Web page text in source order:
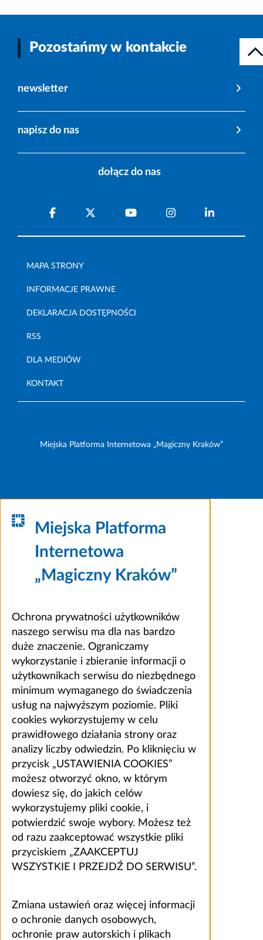
Pozostańmy w kontakcie
newsletter
napisz do nas
dołącz do nas
MAPA STRONY
INFORMACJE PRAWNE
DEKLARACJA DOSTĘPNOŚCI
RSS
DLA MEDIÓW
KONTAKT
Miejska Platforma Internetowa „Magiczny Kraków”
Miejska Platforma
Internetowa
„Magiczny Kraków”
Ochrona prywatności użytkowników
naszego serwisu ma dla nas bardzo
duże znaczenie. Ograniczamy
wykorzystanie i zbieranie informacji o
użytkownikach serwisu do niezbędnego
minimum wymaganego do świadczenia
usług na najwyższym poziomie. Pliki
cookies wykorzystujemy w celu
prawidłowego działania strony oraz
analizy liczby odwiedzin. Po kliknięciu w
przycisk „USTAWIENIA COOKIES”
możesz otworzyć okno, w którym
dowiesz się, do jakich celów
wykorzystujemy pliki cookie, i
potwierdzić swoje wybory. Możesz też
od razu zaakceptować wszystkie pliki
przyciskiem „ZAAKCEPTUJ
WSZYSTKIE I PRZEJDŹ DO SERWISU”.
Zmiana ustawień oraz więcej informacji
o ochronie danych osobowych,
ochronie praw autorskich i plikach